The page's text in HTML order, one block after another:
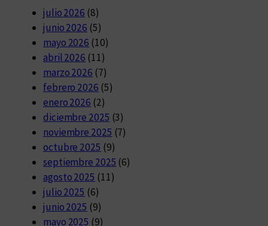
julio 2026 (8)
junio 2026 (5)
mayo 2026 (10)
abril 2026 (11)
marzo 2026 (7)
febrero 2026 (5)
enero 2026 (2)
diciembre 2025 (3)
noviembre 2025 (7)
octubre 2025 (9)
septiembre 2025 (6)
agosto 2025 (11)
julio 2025 (6)
junio 2025 (9)
mayo 2025 (9)